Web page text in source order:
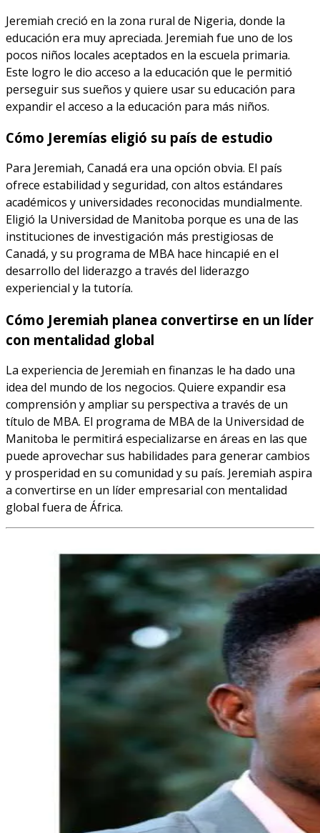
Jeremiah creció en la zona rural de Nigeria, donde la
educación era muy apreciada. Jeremiah fue uno de los
pocos niños locales aceptados en la escuela primaria.
Este logro le dio acceso a la educación que le permitió
perseguir sus sueños y quiere usar su educación para
expandir el acceso a la educación para más niños.
Cómo Jeremías eligió su país de estudio
Para Jeremiah, Canadá era una opción obvia. El país
ofrece estabilidad y seguridad, con altos estándares
académicos y universidades reconocidas mundialmente.
Eligió la Universidad de Manitoba porque es una de las
instituciones de investigación más prestigiosas de
Canadá, y su programa de MBA hace hincapié en el
desarrollo del liderazgo a través del liderazgo
experiencial y la tutoría.
Cómo Jeremiah planea convertirse en un líder
con mentalidad global
La experiencia de Jeremiah en finanzas le ha dado una
idea del mundo de los negocios. Quiere expandir esa
comprensión y ampliar su perspectiva a través de un
título de MBA. El programa de MBA de la Universidad de
Manitoba le permitirá especializarse en áreas en las que
puede aprovechar sus habilidades para generar cambios
y prosperidad en su comunidad y su país. Jeremiah aspira
a convertirse en un líder empresarial con mentalidad
global fuera de África.